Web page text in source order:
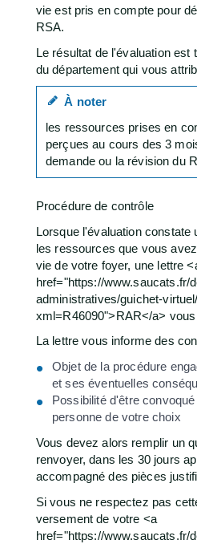
vie est pris en compte pour
RSA.
Le résultat de l'évaluation
du département qui vous
À noter
les ressources prises en
perçues au cours des 3
demande ou la révision du
Procédure de contrôle
Lorsque l'évaluation constate
les ressources que vous
vie de votre foyer, une lettre
href="https://www.saucats.fr/
administratives/guichet-
xml=R46090">RAR</a>
La lettre vous informe des
Objet de la procédure
et ses éventuelles
Possibilité d'être
personne de votre choix
Vous devez alors remplir un
renvoyer, dans les 30 jours
accompagné des pièces
Si vous ne respectez pas
versement de votre <a
href="https://www.saucats.fr/